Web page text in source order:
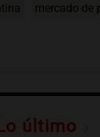
mercado de
Lo último